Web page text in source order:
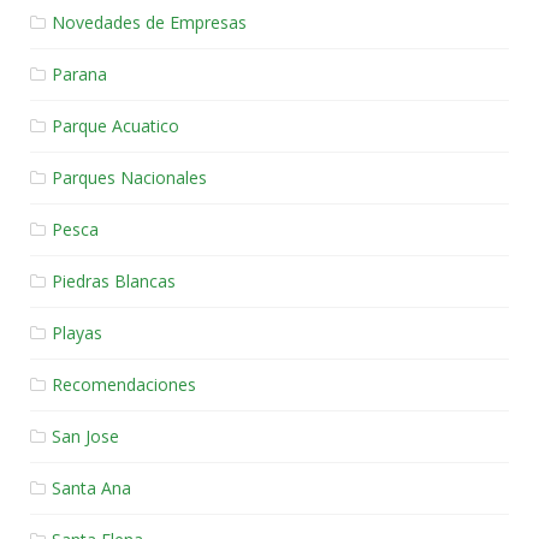
Novedades de Empresas
Parana
Parque Acuatico
Parques Nacionales
Pesca
Piedras Blancas
Playas
Recomendaciones
San Jose
Santa Ana